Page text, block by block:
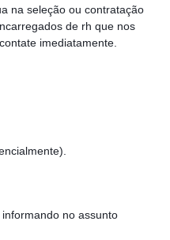
na seleção ou contratação
de rh que nos
imediatamente.
informando no assunto